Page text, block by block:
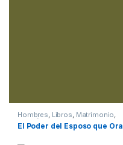
Hombres, Libros, Matrimonio,
Oración
El Poder del Esposo que Ora